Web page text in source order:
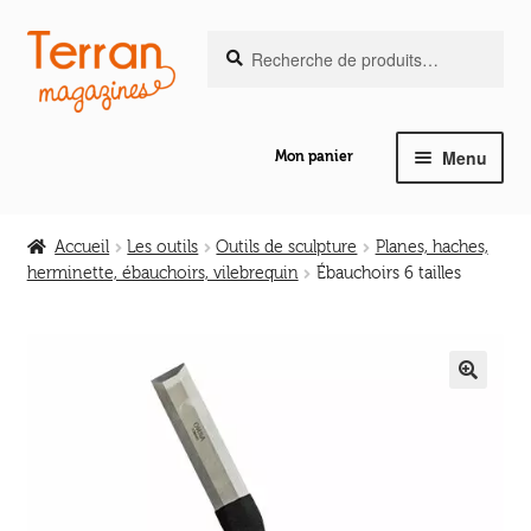
Aller
la
Aller
au
contenu
pour :
Mon panier Menu
le
enfant
Ouvrir
Accueil Les outils Outils de sculpture
Planes, haches,
herminette, ébauchoirs, vilebrequin
Ébauchoirs 6 tailles